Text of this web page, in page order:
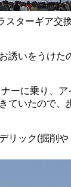
スターギア交
誘いをうけた
ーに乗り、
ていたので、
ック(掘削や